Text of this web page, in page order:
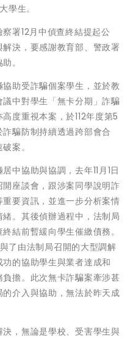
學生。
署12月中偵查終結提起公
決，要感謝教育部、警政署
。
助受詐騙個案學生，並於教
中對學生「無卡分期」詐騙
度重視本案，於112年度第5
騙防制持續透過跨部會合
案。
中協助與協調，去年11月1日
座談會，跟涉案同學說明詐
要資訊，並進一步分析案情
。其後偵辦過程中，法制局
結前暫緩向學生催繳債務。
了由法制局召開的大型調解
的協助學生與業者達成和
擔。此次無卡詐騙案牽涉甚
介入與協助，無法於昨天成
決，無論是學校、受害學生與